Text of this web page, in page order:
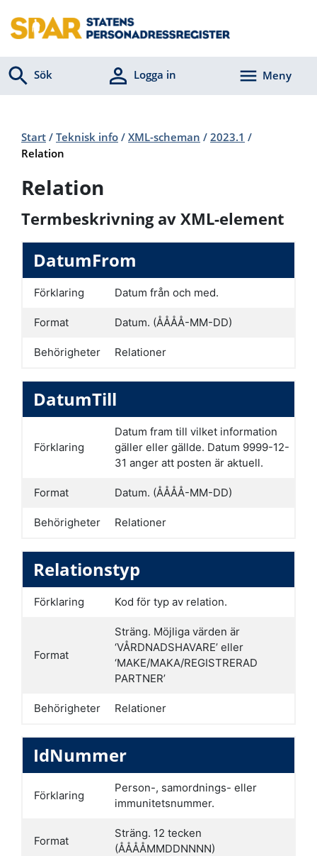
Sök Logga in Meny
Start / Teknisk info / XML-scheman / 2023.1 /
Relation
Relation
Termbeskrivning av XML-element
DatumFrom
Förklaring Datum från och med.
Format Datum. (ÅÅÅÅ-MM-DD)
Behörigheter Relationer
DatumTill
Förklaring
Datum fram till vilket information
gäller eller gällde. Datum 9999-12-
31 anger att posten är aktuell.
Format Datum. (ÅÅÅÅ-MM-DD)
Behörigheter Relationer
Relationstyp
Förklaring Kod för typ av relation.
Format
Sträng. Möjliga värden är
‘VÅRDNADSHAVARE’ eller
‘MAKE/MAKA/REGISTRERAD
PARTNER’
Behörigheter Relationer
IdNummer
Förklaring
Person-, samordnings- eller
immunitetsnummer.
Format
Sträng. 12 tecken
(ÅÅÅÅMMDDNNNN)